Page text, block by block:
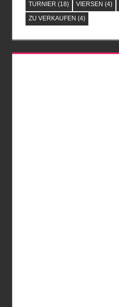
TURNIER (18) VIERSEN (4)
ZU VERKAUFEN (4)